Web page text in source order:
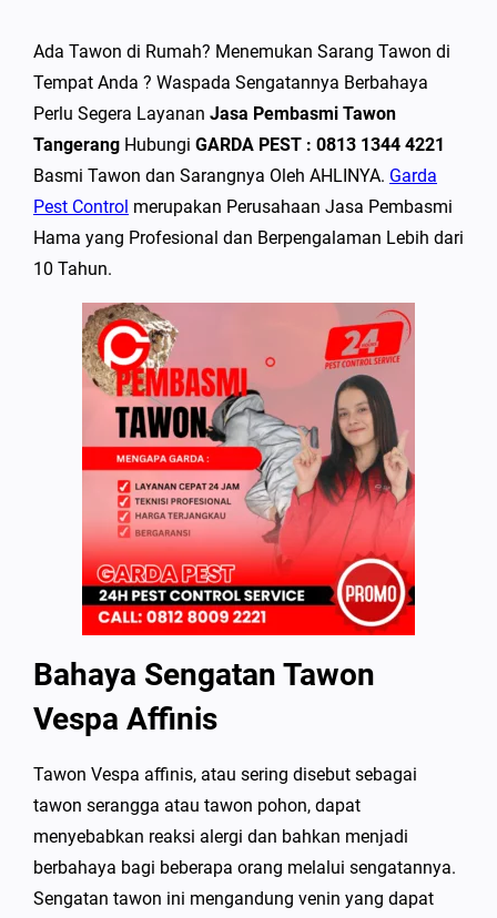
Ada Tawon di Rumah? Menemukan Sarang Tawon di
Tempat Anda ? Waspada Sengatannya Berbahaya
Perlu Segera Layanan Jasa Pembasmi Tawon
Tangerang Hubungi GARDA PEST : 0813 1344 4221
Basmi Tawon dan Sarangnya Oleh AHLINYA. Garda
Pest Control merupakan Perusahaan Jasa Pembasmi
Hama yang Profesional dan Berpengalaman Lebih dari
10 Tahun.
Bahaya Sengatan Tawon
Vespa Affinis
Tawon Vespa affinis, atau sering disebut sebagai
tawon serangga atau tawon pohon, dapat
menyebabkan reaksi alergi dan bahkan menjadi
berbahaya bagi beberapa orang melalui sengatannya.
Sengatan tawon ini mengandung venin yang dapat